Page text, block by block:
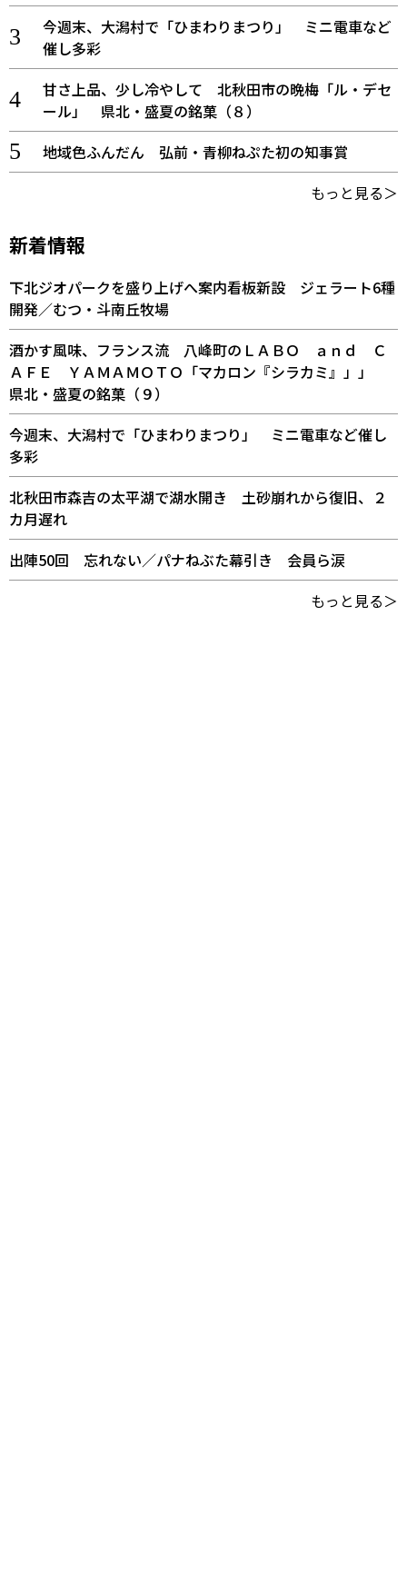
今週末、大潟村で「ひまわりまつり」 ミニ電車など
催し多彩
甘さ上品、少し冷やして 北秋田市の晩梅「ル・デセ
ール」 県北・盛夏の銘菓（８）
地域色ふんだん 弘前・青柳ねぷた初の知事賞
もっと見る＞
新着情報
下北ジオパークを盛り上げへ案内看板新設 ジェラート6種
開発／むつ・斗南丘牧場
酒かす風味、フランス流 八峰町のＬＡＢＯ ａｎｄ Ｃ
ＡＦＥ ＹＡＭＡＭＯＴＯ「マカロン『シラカミ』」」
県北・盛夏の銘菓（９）
今週末、大潟村で「ひまわりまつり」 ミニ電車など催し
多彩
北秋田市森吉の太平湖で湖水開き 土砂崩れから復旧、２
カ月遅れ
出陣50回 忘れない／パナねぶた幕引き 会員ら涙
もっと見る＞